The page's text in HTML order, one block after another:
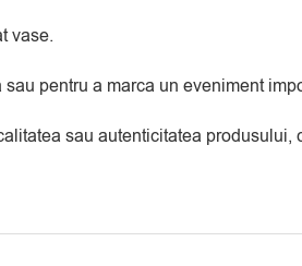
vase.
pentru a marca un eveniment
sau autenticitatea produsului,